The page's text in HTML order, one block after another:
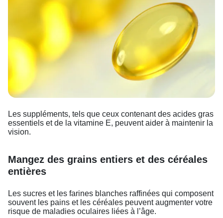
Les suppléments, tels que ceux contenant des acides gras
essentiels et de la vitamine E, peuvent aider à maintenir la
vision.
Mangez des grains entiers et des céréales
entières
Les sucres et les farines blanches raffinées qui composent
souvent les pains et les céréales peuvent augmenter votre
risque de maladies oculaires liées à l’âge.